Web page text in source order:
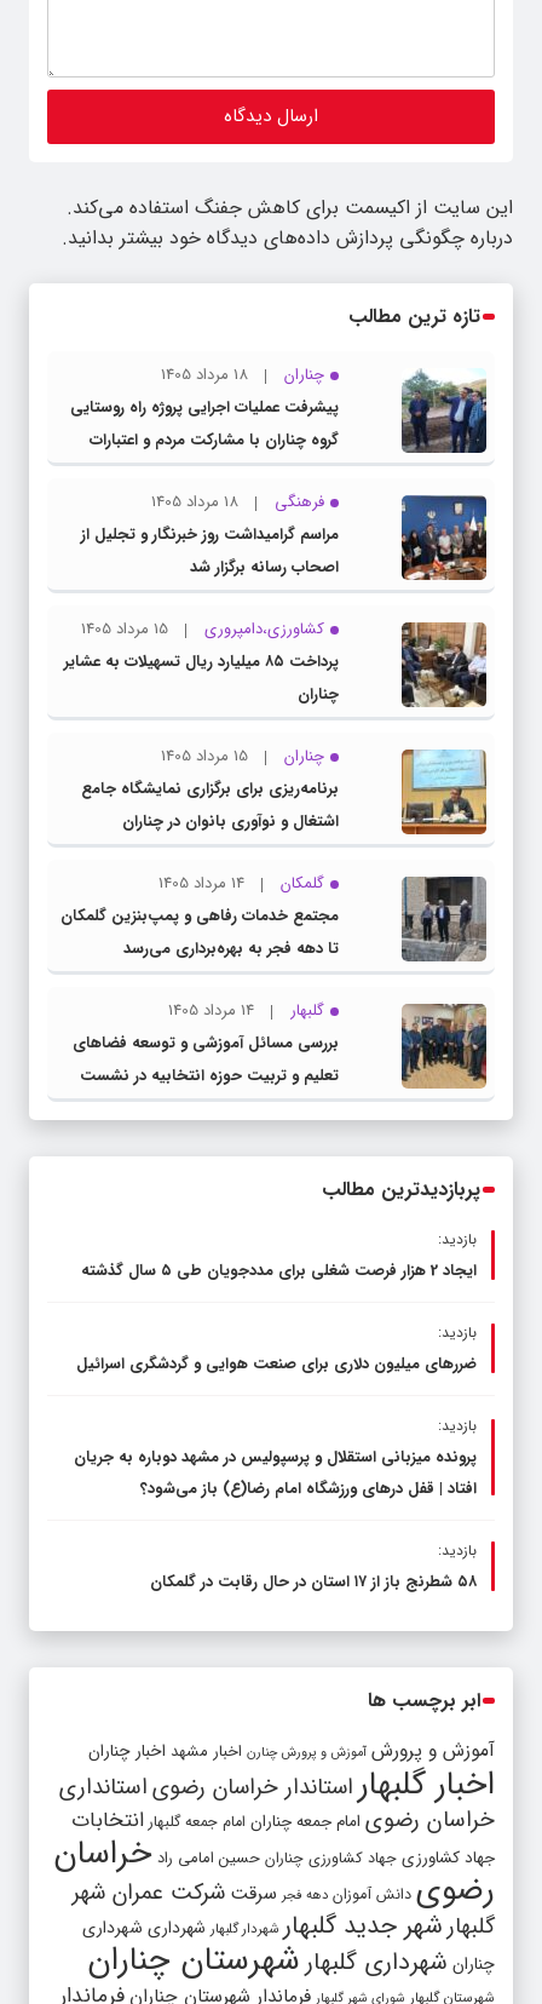
این سایت از اکیسمت برای کاهش جفنگ استفاده می‌کند.
درباره چگونگی پردازش داده‌های دیدگاه خود بیشتر بدانید.
تازه ترین مطالب
چناران
18 مرداد 1405
پیشرفت عملیات اجرایی پروژه راه روستایی
گروه چناران با مشارکت مردم و اعتبارات
دولتی
فرهنگی
18 مرداد 1405
مراسم گرامیداشت روز خبرنگار و تجلیل از
اصحاب رسانه برگزار شد
کشاورزی،دامپروری
15 مرداد 1405
پرداخت ۸۵ میلیارد ریال تسهیلات به عشایر
چناران
چناران
15 مرداد 1405
برنامه‌ریزی برای برگزاری نمایشگاه جامع
اشتغال و نوآوری بانوان در چناران
گلمکان
14 مرداد 1405
مجتمع خدمات رفاهی و پمپ‌بنزین گلمکان
تا دهه فجر به بهره‌برداری می‌رسد
گلبهار
14 مرداد 1405
بررسی مسائل آموزشی و توسعه فضاهای
تعلیم و تربیت حوزه انتخابیه در نشست
مشترک عضو کمیسیون آموزش مجلس با
پربازدیدترین مطالب
بازدید:
ایجاد 2 هزار فرصت شغلی برای مددجویان طی ۵ سال گذشته
بازدید:
ضررهای میلیون دلاری برای صنعت هوایی و گردشگری اسرائیل
بازدید:
پرونده میزبانی استقلال و پرسپولیس در مشهد دوباره به جریان
افتاد | قفل در‌های ورزشگاه امام رضا(ع) باز می‌شود؟
بازدید:
۵۸ شطرنج‌ باز از ۱۷ استان در حال رقابت در گلمکان
ابر برچسب ها
آموزش و پرورش آموزش و پرورش چنارن اخبار مشهد اخبار چناران
اخبار گلبهار استاندار خراسان رضویاستانداری
خراسان رضوی امام جمعه چناران امام جمعه گلبهار انتخابات
جهاد کشاورزی جهاد کشاورزی چناران حسین امامی راد خراسان
رضوی دانش آموزان دهه فجر سرقت شرکت عمران شهر
گلبهار شهر جدید گلبهار شهردار گلبهار شهرداری شهرداری
چناران شهرداری گلبهار شهرستان چناران
شهرستان گلبهار شورای شهر گلبهار فرماندار شهرستان چناران فرماندار